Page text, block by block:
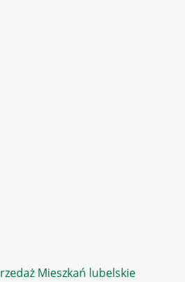
Mieszkań lubelskie